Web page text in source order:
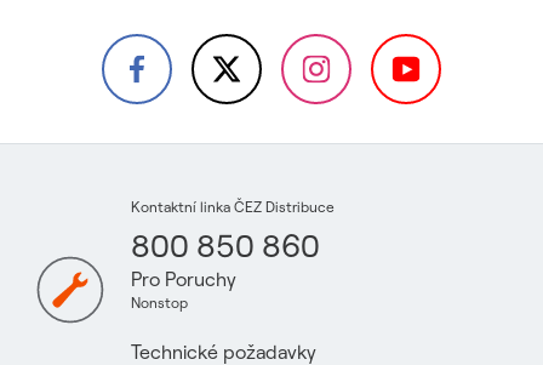
Kontaktní linka ČEZ Distribuce
800 850 860
Pro Poruchy
Nonstop
Technické požadavky